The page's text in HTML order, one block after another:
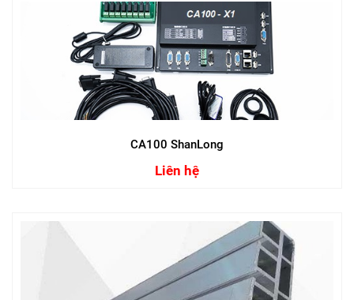
CA100 ShanLong
Liên hệ